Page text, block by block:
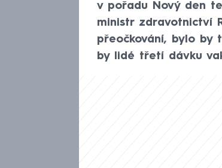
v pořadu Nový den
ministr zdravotnictví
přeočkování, bylo by
by lidé třetí dávku